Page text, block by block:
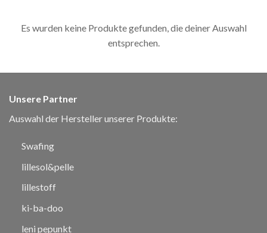
Es wurden keine Produkte gefunden, die deiner Auswahl
entsprechen.
Unsere Partner
Auswahl der Hersteller unserer Produkte:
Swafing
lillesol&pelle
lillestoff
ki-ba-doo
leni pepunkt